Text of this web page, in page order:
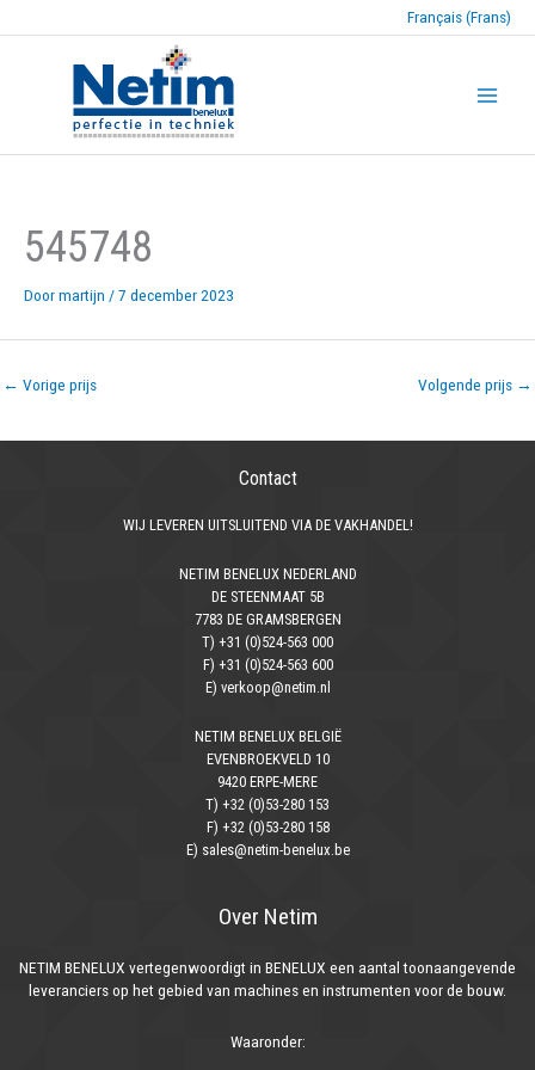
Français (Frans)
545748
Doormartijn /7 december 2023
← Vorige prijs Volgende prijs →
Contact
WIJ LEVEREN UITSLUITEND VIA DE VAKHANDEL!
NETIM BENELUX NEDERLAND
DE STEENMAAT 5B
7783 DE GRAMSBERGEN
T) +31 (0)524-563 000
F) +31 (0)524-563 600
E) verkoop@netim.nl
NETIM BENELUX BELGIË
EVENBROEKVELD 10
9420 ERPE-MERE
T) +32 (0)53-280 153
F) +32 (0)53-280 158
E) sales@netim-benelux.be
Over Netim
NETIM BENELUX vertegenwoordigt in BENELUX een aantal toonaangevende
leveranciers op het gebied van machines en instrumenten voor de bouw.
Waaronder: